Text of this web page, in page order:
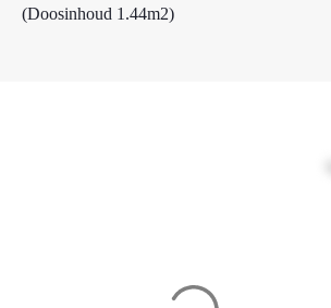
(Doosinhoud 1.44m2)